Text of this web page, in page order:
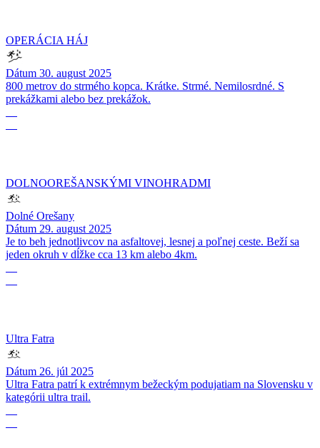
OPERÁCIA HÁJ
Dátum 30. august 2025
800 metrov do strmého kopca. Krátke. Strmé. Nemilosrdné. S
prekážkami alebo bez prekážok.
DOLNOOREŠANSKÝMI VINOHRADMI
Dolné Orešany
Dátum 29. august 2025
Je to beh jednotlivcov na asfaltovej, lesnej a poľnej ceste. Beží sa
jeden okruh v dĺžke cca 13 km alebo 4km.
Ultra Fatra
Dátum 26. júl 2025
Ultra Fatra patrí k extrémnym bežeckým podujatiam na Slovensku v
kategórii ultra trail.